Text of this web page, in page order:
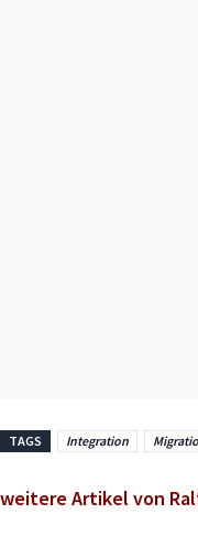
TAGS Integration
weitere Artikel von